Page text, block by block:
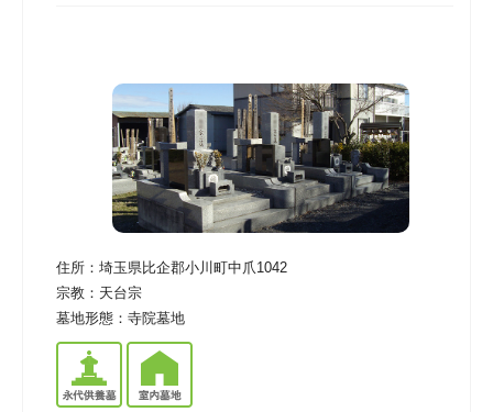
住所： 埼玉県比企郡小川町中爪1042
宗教： 天台宗
墓地形態： 寺院墓地